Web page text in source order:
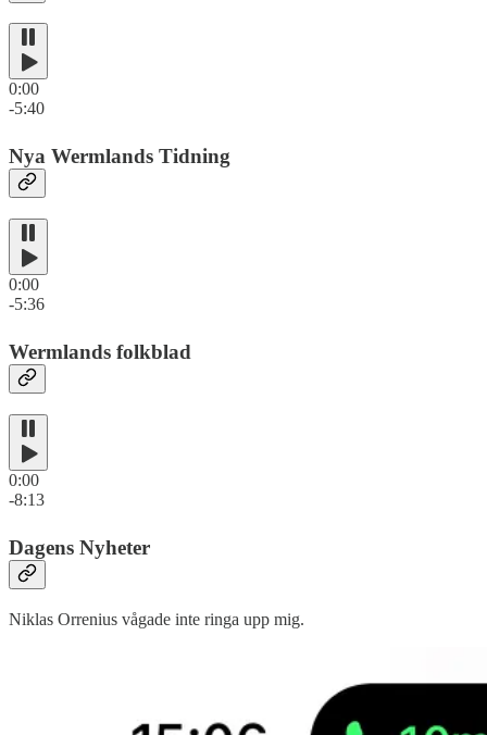
0:00
-5:40
Nya Wermlands Tidning
0:00
-5:36
Wermlands folkblad
0:00
-8:13
Dagens Nyheter
Niklas Orrenius vågade inte ringa upp mig.